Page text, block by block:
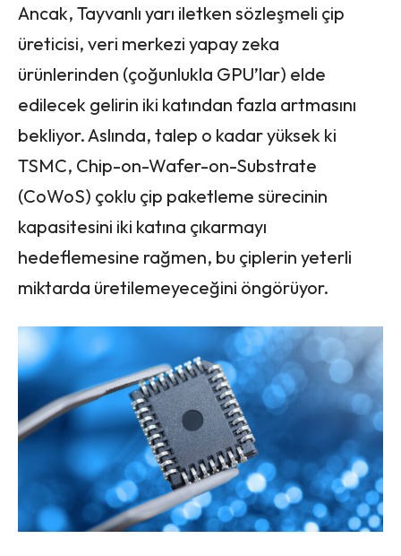
Ancak, Tayvanlı yarı iletken sözleşmeli çip
üreticisi, veri merkezi yapay zeka
ürünlerinden (çoğunlukla GPU’lar) elde
edilecek gelirin iki katından fazla artmasını
bekliyor. Aslında, talep o kadar yüksek ki
TSMC, Chip-on-Wafer-on-Substrate
(CoWoS) çoklu çip paketleme sürecinin
kapasitesini iki katına çıkarmayı
hedeflemesine rağmen, bu çiplerin yeterli
miktarda üretilemeyeceğini öngörüyor.